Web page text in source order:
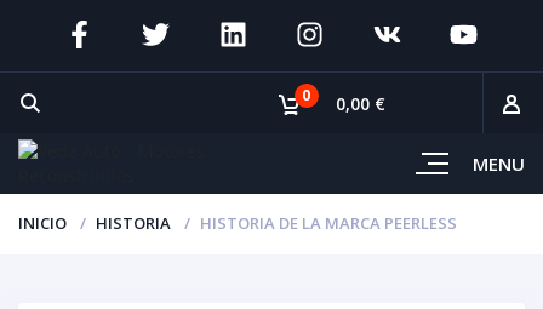
MENU
0 0,00 €
INICIO HISTORIA HISTORIA DE LA MARCA PEERLESS